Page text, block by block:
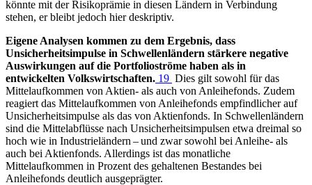
könnte mit der Risikoprämie in diesen Ländern in Verbindung
stehen, er bleibt jedoch hier deskriptiv.
Eigene Analysen kommen zu dem Ergebnis, dass
Unsicherheitsimpulse in Schwellenländern stärkere negative
Auswirkungen auf die Portfolioströme haben als in
entwickelten Volkswirtschaften. 19 Dies gilt sowohl für das
Mittelaufkommen von Aktien- als auch von Anleihefonds. Zudem
reagiert das Mittelaufkommen von Anleihefonds empfindlicher auf
Unsicherheitsimpulse als das von Aktienfonds. In Schwellenländern
sind die Mittelabflüsse nach Unsicherheitsimpulsen etwa dreimal so
hoch wie in Industrieländern – und zwar sowohl bei Anleihe- als
auch bei Aktienfonds. Allerdings ist das monatliche
Mittelaufkommen in Prozent des gehaltenen Bestandes bei
Anleihefonds deutlich ausgeprägter.